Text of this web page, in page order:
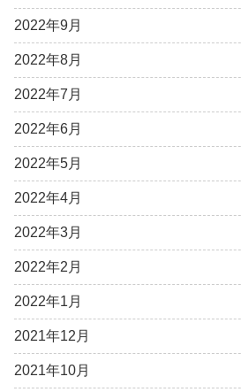
2022年9月
2022年8月
2022年7月
2022年6月
2022年5月
2022年4月
2022年3月
2022年2月
2022年1月
2021年12月
2021年10月